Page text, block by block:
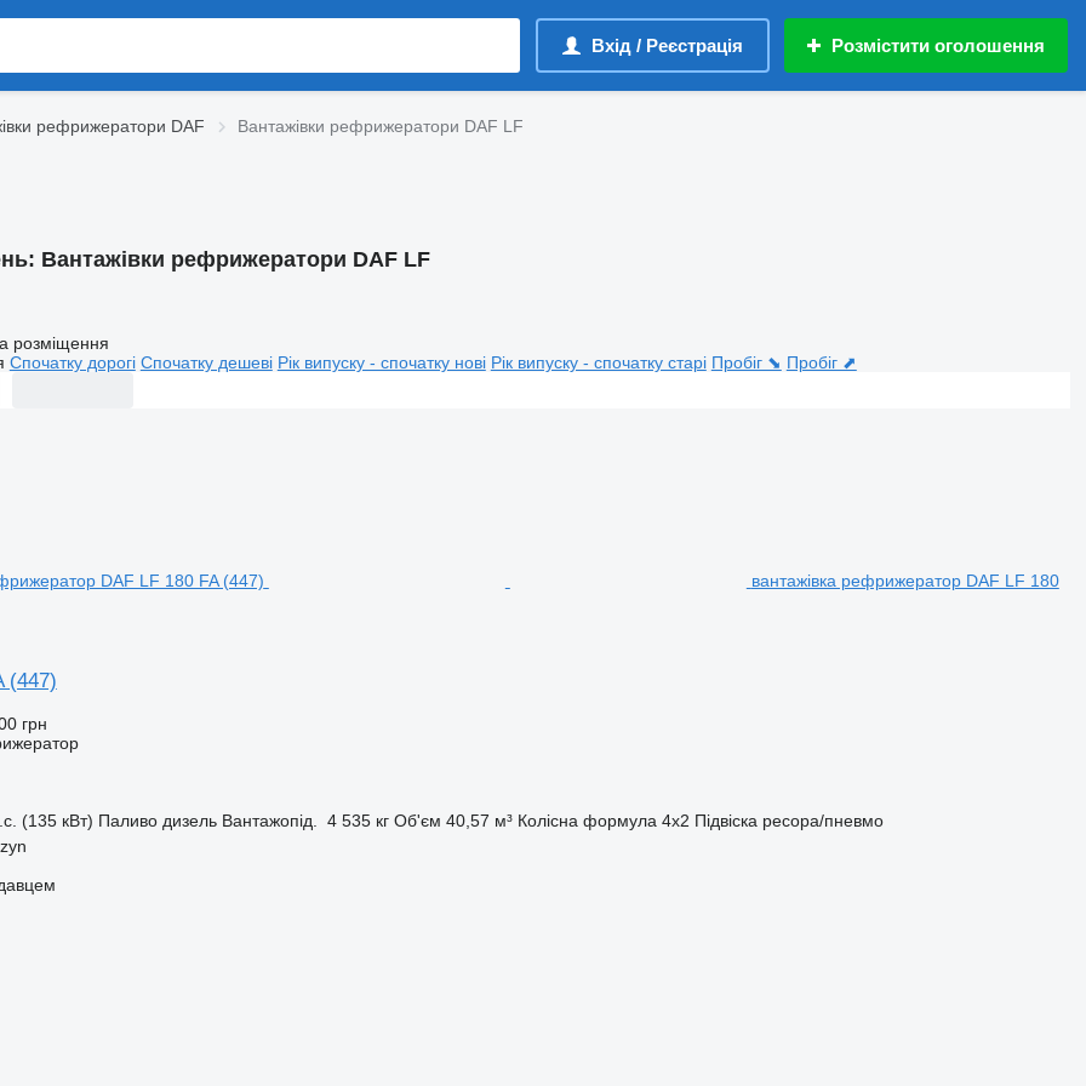
Вхід / Реєстрація Розмістити оголошення
рефрижератори DAF Вантажівки рефрижератори DAF LF
Вантажівки рефрижератори DAF LF
розміщення
Спочатку дорогі Спочатку дешеві Рік випуску - спочатку нові Рік випуску - спочатку старі Пробіг ⬊ Пробіг ⬈
вантажівка рефрижератор DAF LF 180
(447)
грн
(135 кВт) Паливо дизель Вантажопід. 4 535 кг Об'єм 40,57 м³ Колісна формула 4x2 Підвіска ресора/пневмо